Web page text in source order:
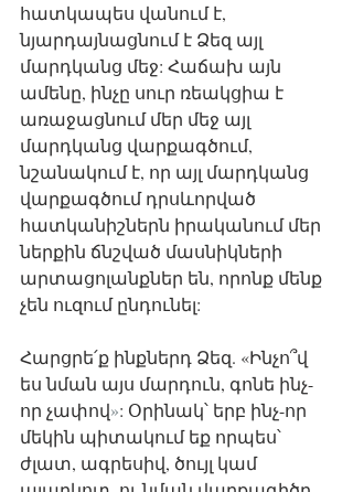
հատկապես վանում է,
նյարդայնացնում է Ձեզ այլ
մարդկանց մեջ: Հաճախ այն
ամենը, ինչը սուր ռեակցիա է
առաջացնում մեր մեջ այլ
մարդկանց վարքագծում,
նշանակում է, որ այլ մարդկանց
վարքագծում դրսևորված
հատկանիշներն իրականում մեր
ներքին ճնշված մասնիկների
արտացոլանքներ են, որոնք մենք
չեն ուզում ընդունել:
Հարցրե՛ք ինքներդ Ձեզ. «Ինչո՞վ
ես նման այս մարդուն, գոնե ինչ-
որ չափով»: Օրինակ՝ երբ ինչ-որ
մեկին պիտակում եք որպես՝
ժլատ, ագրեսիվ, ծույլ կամ